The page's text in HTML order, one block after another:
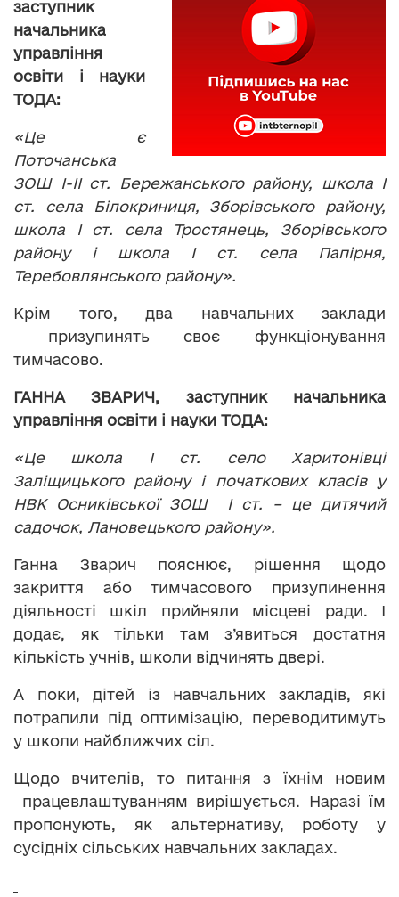
заступник
начальника
управління
освіти і науки
ТОДА:
«Це є
Поточанська
ЗОШ І-ІІ ст. Бережанського району, школа І
ст. села Білокриниця, Зборівського району,
школа І ст. села Тростянець, Зборівського
району і школа І ст. села Папірня,
Теребовлянського району».
Крім того, два навчальних заклади
призупинять своє функціонування
тимчасово.
ГАННА ЗВАРИЧ, заступник начальника
управління освіти і науки ТОДА:
«Це школа І ст. село Харитонівці
Заліщицького району і початкових класів у
НВК Осниківської ЗОШ І ст. – це дитячий
садочок, Лановецького району».
Ганна Зварич пояснює, рішення щодо
закриття або тимчасового призупинення
діяльності шкіл прийняли місцеві ради. І
додає, як тільки там з’явиться достатня
кількість учнів, школи відчинять двері.
А поки, дітей із навчальних закладів, які
потрапили під оптимізацію, переводитимуть
у школи найближчих сіл.
Щодо вчителів, то питання з їхнім новим
працевлаштуванням вирішується. Наразі їм
пропонують, як альтернативу, роботу у
сусідніх сільських навчальних закладах.